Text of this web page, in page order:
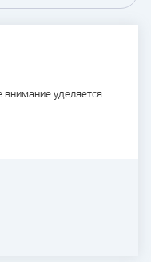
уделяется